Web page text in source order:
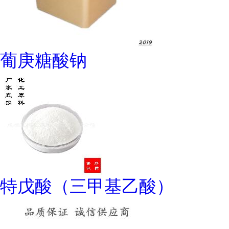
葡庚糖酸钠
特戊酸（三甲基乙酸）